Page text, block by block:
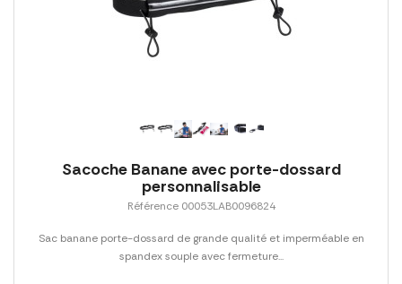
Sacoche Banane avec porte-dossard
personnalisable
Référence 00053LAB0096824
Sac banane porte-dossard de grande qualité et imperméable en
spandex souple avec fermeture...